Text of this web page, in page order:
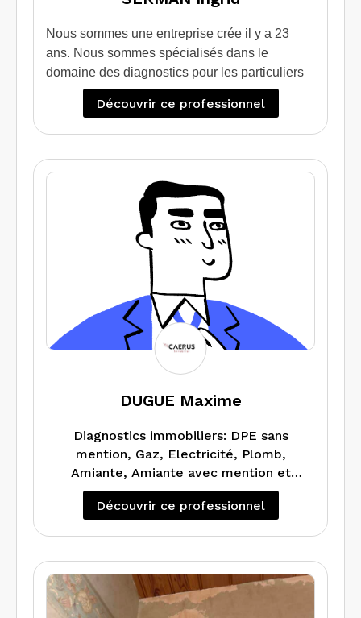
Nous sommes une entreprise crée il y a 23
ans. Nous sommes spécialisés dans le
domaine des diagnostics pour les particuliers
qui souhaitent vendre / louer leur bien.
Egalement nous apportons une expertise et un
énergétique projeté.
Nous intervenons également sur des sites
professionnels et industriels
Découvrir ce professionnel
DUGUE Maxime
Diagnostics immobiliers: DPE sans
mention, Gaz, Electricité, Plomb,
Amiante, Amiante avec mention et
Audit Energétique
Découvrir ce professionnel